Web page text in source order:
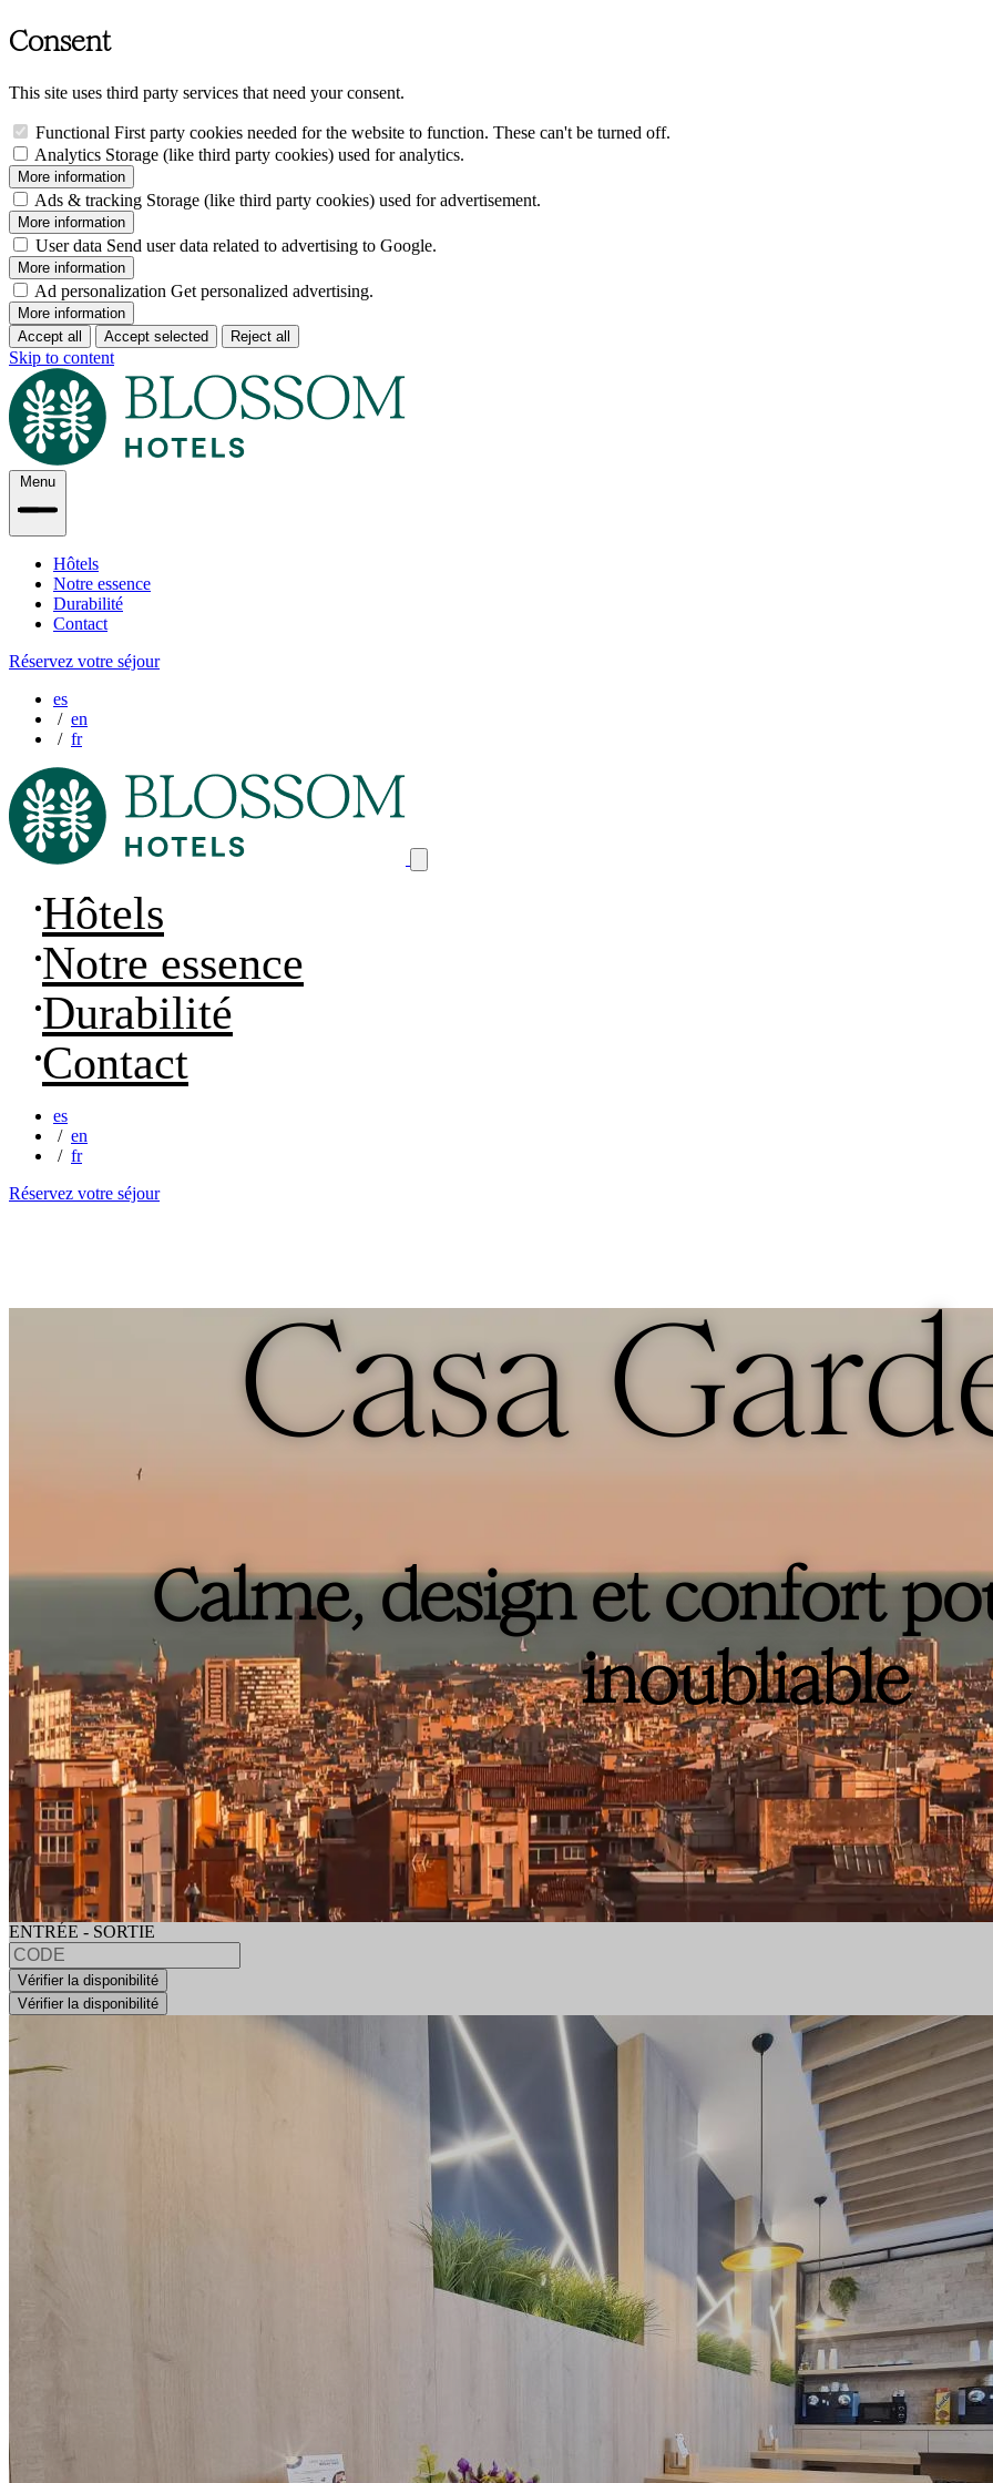
Consent
This site uses third party services that need your consent.
Functional First party cookies needed for the website to function. These can't be turned off.
Analytics Storage (like third party cookies) used for analytics.
More information
Ads & tracking Storage (like third party cookies) used for advertisement.
More information
User data Send user data related to advertising to Google.
More information
Ad personalization Get personalized advertising.
More information
Accept all
Accept selected Reject all
Skip to content
Menu
Hôtels
Notre essence
Durabilité
Contact
Réservez votre séjour
es
en
fr
Hôtels
Notre essence
Durabilité
Contact
es
en
fr
Réservez votre séjour
Casa
Calme, design et confort
inoubliable
ENTRÉE - SORTIE
Vérifier la disponibilité
Vérifier la disponibilité